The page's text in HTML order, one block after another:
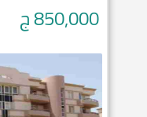
850,000ج